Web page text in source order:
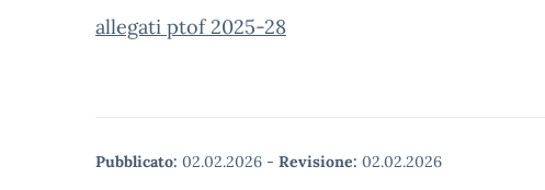
allegati ptof 2025-28
Pubblicato: 02.02.2026 - Revisione: 02.02.2026